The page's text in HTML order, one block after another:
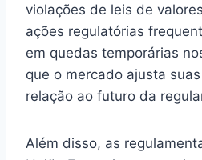
violações de leis de
ações regulatórias
em quedas temporárias
que o mercado ajusta
relação ao futuro da
Além disso, as